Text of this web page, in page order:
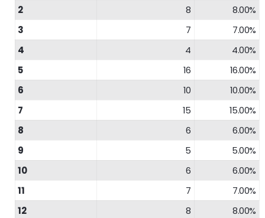
2
8
8.00%
3
7
7.00%
4
4
4.00%
5
16
16.00%
6
10
10.00%
7
15
15.00%
8
6
6.00%
9
5
5.00%
10
6
6.00%
11
7
7.00%
12
8 8.00%